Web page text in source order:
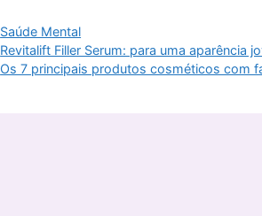
Categorias
Saúde Mental
Revitalift Filler Serum: para uma aparência
Os 7 principais produtos cosméticos com